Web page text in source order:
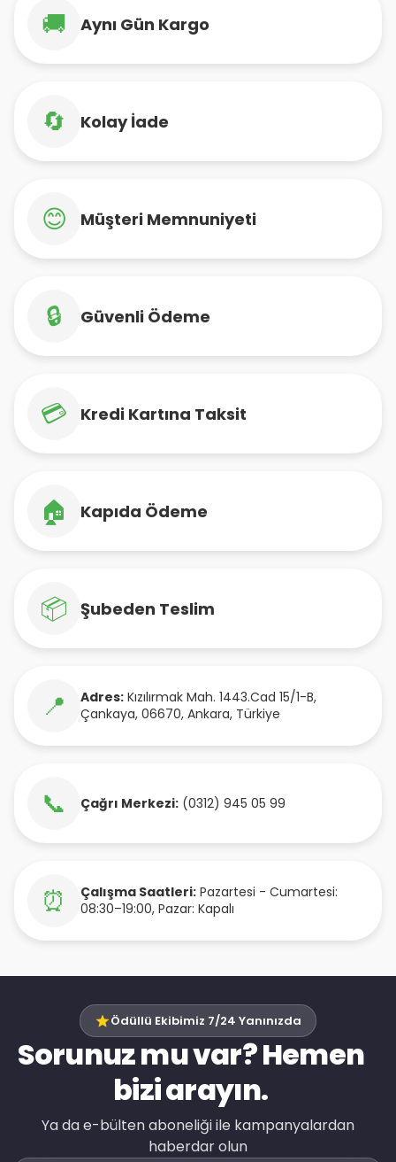
🚚 Aynı Gün Kargo
🔄 Kolay İade
😊 Müşteri Memnuniyeti
🔒 Güvenli Ödeme
💳 Kredi Kartına Taksit
🏠 Kapıda Ödeme
📦 Şubeden Teslim
📍 Adres: Kızılırmak Mah. 1443.Cad 15/1-B,
Çankaya, 06670, Ankara, Türkiye
📞 Çağrı Merkezi: (0312) 945 05 99
⏰ Çalışma Saatleri: Pazartesi - Cumartesi:
08:30–19:00, Pazar: Kapalı
Ödüllü Ekibimiz 7/24 Yanınızda
Sorunuz mu var? Hemen
bizi arayın.
Ya da e-bülten aboneliği ile kampanyalardan
haberdar olun